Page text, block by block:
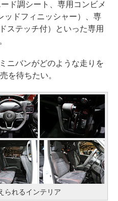
ド調シート、専用コンビメ
ッドフィニッシャー）、専
ステッチ付）といった専用
ニバンがどのような走りを
を待ちたい。
られるインテリア